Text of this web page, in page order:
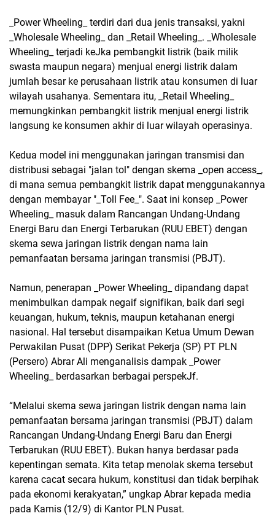
_Power Wheeling_ terdiri dari dua jenis transaksi, yakni
_Wholesale Wheeling_ dan _Retail Wheeling_. _Wholesale
Wheeling_ terjadi keJka pembangkit listrik (baik milik
swasta maupun negara) menjual energi listrik dalam
jumlah besar ke perusahaan listrik atau konsumen di luar
wilayah usahanya. Sementara itu, _Retail Wheeling_
memungkinkan pembangkit listrik menjual energi listrik
langsung ke konsumen akhir di luar wilayah operasinya.
Kedua model ini menggunakan jaringan transmisi dan
distribusi sebagai "jalan tol" dengan skema _open access_,
di mana semua pembangkit listrik dapat menggunakannya
dengan membayar "_Toll Fee_". Saat ini konsep _Power
Wheeling_ masuk dalam Rancangan Undang-Undang
Energi Baru dan Energi Terbarukan (RUU EBET) dengan
skema sewa jaringan listrik dengan nama lain
pemanfaatan bersama jaringan transmisi (PBJT).
Namun, penerapan _Power Wheeling_ dipandang dapat
menimbulkan dampak negaif signifikan, baik dari segi
keuangan, hukum, teknis, maupun ketahanan energi
nasional. Hal tersebut disampaikan Ketua Umum Dewan
Perwakilan Pusat (DPP) Serikat Pekerja (SP) PT PLN
(Persero) Abrar Ali menganalisis dampak _Power
Wheeling_ berdasarkan berbagai perspekJf.
“Melalui skema sewa jaringan listrik dengan nama lain
pemanfaatan bersama jaringan transmisi (PBJT) dalam
Rancangan Undang-Undang Energi Baru dan Energi
Terbarukan (RUU EBET). Bukan hanya berdasar pada
kepentingan semata. Kita tetap menolak skema tersebut
karena cacat secara hukum, konstitusi dan tidak berpihak
pada ekonomi kerakyatan,” ungkap Abrar kepada media
pada Kamis (12/9) di Kantor PLN Pusat.